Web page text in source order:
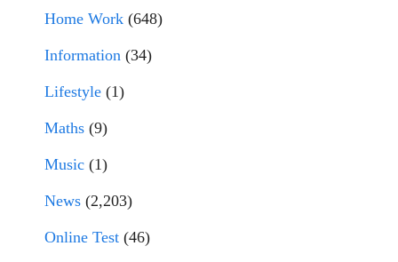
Home Work (648)
Information (34)
Lifestyle (1)
Maths (9)
Music (1)
News (2,203)
Online Test (46)